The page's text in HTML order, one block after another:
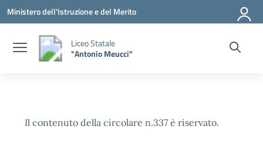
Vai ai contenuti
Vai al menu di navigazione
Vai al footer
Ministero dell'Istruzione e del Merito
Liceo Statale
"Antonio Meucci"
Il contenuto della circolare n.337 è riservato.